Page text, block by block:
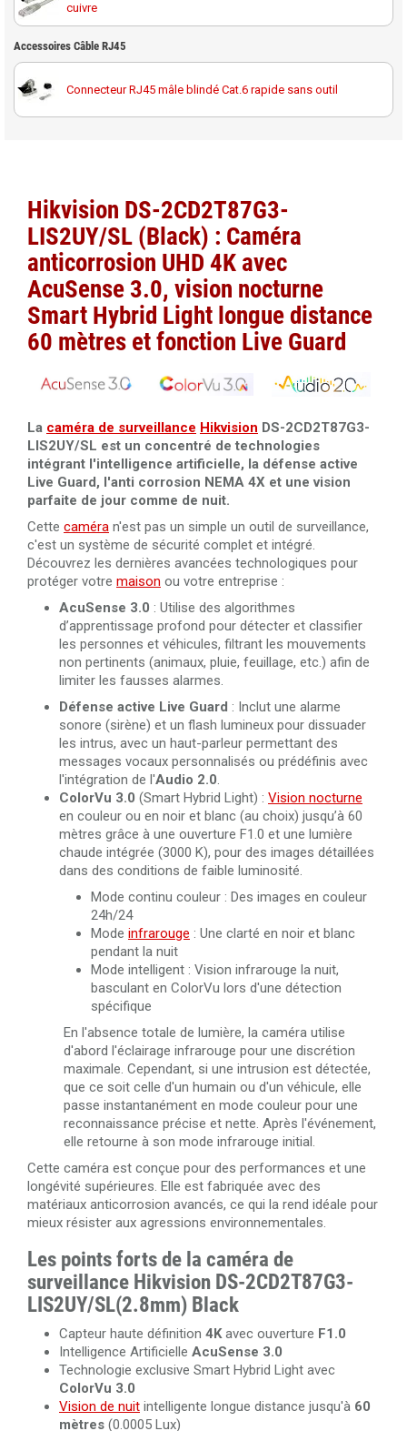
Carte MicroSD Western Digital Purple 128GB spéciale
vidéosurveillance
Carte MicroSD Western Digital Purple 256GB spéciale
vidéosurveillance
Carte MicroSD Western Digital Purple 512GB spéciale
cuivre
Câble RJ45 droit Cat.6 blindé F/UTP 10 mètres 100%
cuivre
Câble RJ45 droit Cat.6 blindé F/UTP 20 mètres 100%
cuivre
Câble RJ45 droit Cat.6 blindé F/UTP 40 mètres 100%
cuivre
Câble RJ45 droit Cat.6 blindé F/UTP 50 mètres 100%
cuivre
Câble RJ45 Cat.5 UTP 305 mètres Dahua PFM920I-5EUN
Câble RJ45 Cat. 6 UTP intérieur 305 mètres 100% cuivre
Câble RJ45 Cat. 6 UTP intérieur 305 mètres 100% cuivre
LSZH haute performance Dahua PFM923I-6UN-C
Câble RJ45 Cat.6 UTP 305 mètres LSZH Dahua PFM923I-
6UN-C
Accessoires Câble RJ45
Connecteur RJ45 mâle blindé Cat.6 rapide sans outil
Hikvision DS-2CD2T87G3-
LIS2UY/SL (Black) : Caméra
anticorrosion UHD 4K avec
AcuSense 3.0, vision nocturne
Smart Hybrid Light longue distance
60 mètres et fonction Live Guard
La caméra de surveillance Hikvision DS-2CD2T87G3-
LIS2UY/SL est un concentré de technologies
intégrant l'intelligence artificielle, la défense active
Live Guard, l'anti corrosion NEMA 4X et une vision
parfaite de jour comme de nuit.
Cette caméra n'est pas un simple un outil de surveillance,
c'est un système de sécurité complet et intégré.
Découvrez les dernières avancées technologiques pour
protéger votre maison ou votre entreprise :
AcuSense 3.0 : Utilise des algorithmes
d’apprentissage profond pour détecter et classifier
les personnes et véhicules, filtrant les mouvements
non pertinents (animaux, pluie, feuillage, etc.) afin de
limiter les fausses alarmes.
Défense active Live Guard : Inclut une alarme
sonore (sirène) et un flash lumineux pour dissuader
les intrus, avec un haut-parleur permettant des
messages vocaux personnalisés ou prédéfinis avec
l'intégration de l'Audio 2.0.
ColorVu 3.0 (Smart Hybrid Light) : Vision nocturne
en couleur ou en noir et blanc (au choix) jusqu’à 60
mètres grâce à une ouverture F1.0 et une lumière
chaude intégrée (3000 K), pour des images détaillées
dans des conditions de faible luminosité.
Mode continu couleur : Des images en couleur
24h/24
Mode infrarouge : Une clarté en noir et blanc
pendant la nuit
Mode intelligent : Vision infrarouge la nuit,
basculant en ColorVu lors d'une détection
spécifique
En l'absence totale de lumière, la caméra utilise
d'abord l'éclairage infrarouge pour une discrétion
maximale. Cependant, si une intrusion est détectée,
que ce soit celle d'un humain ou d'un véhicule, elle
passe instantanément en mode couleur pour une
reconnaissance précise et nette. Après l'événement,
elle retourne à son mode infrarouge initial.
Cette caméra est conçue pour des performances et une
longévité supérieures. Elle est fabriquée avec des
matériaux anticorrosion avancés, ce qui la rend idéale pour
mieux résister aux agressions environnementales.
Les points forts de la caméra de
surveillance Hikvision DS-2CD2T87G3-
LIS2UY/SL(2.8mm) Black
Capteur haute définition 4Kavec ouverture F1.0
Intelligence Artificielle AcuSense 3.0
Technologie exclusive Smart Hybrid Light avec
ColorVu 3.0
Vision de nuit intelligente longue distance jusqu'à 60
mètres (0.0005 Lux)